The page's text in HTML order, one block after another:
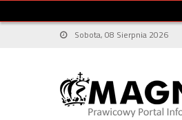
Sobota, 08 Sierpnia 2026